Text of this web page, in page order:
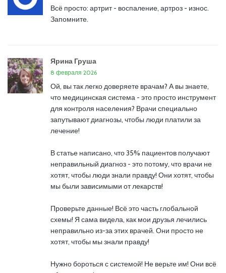
Всё просто: артрит - воспаление, артроз - износ.
Запомните.
Ярина Груша
8 февраля 2026
Ой, вы так легко доверяете врачам? А вы знаете,
что медицинская система - это просто инструмент
для контроля населения? Врачи специально
запутывают диагнозы, чтобы люди платили за
лечение!
В статье написано, что 35% пациентов получают
неправильный диагноз - это потому, что врачи не
хотят, чтобы люди знали правду! Они хотят, чтобы
мы были зависимыми от лекарств!
Проверьте данные! Всё это часть глобальной
схемы! Я сама видела, как мои друзья лечились
неправильно из-за этих врачей. Они просто не
хотят, чтобы мы знали правду!
Нужно бороться с системой! Не верьте им! Они всё